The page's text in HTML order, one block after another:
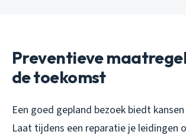
Preventieve
de toekomst
Een goed gepland bezoek biedt
Laat tijdens een reparatie je leidingen